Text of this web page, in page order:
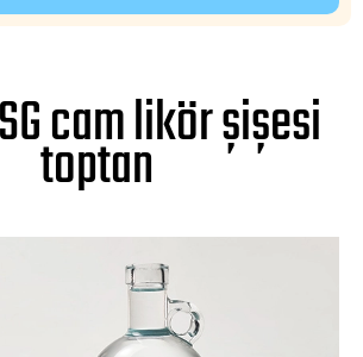
cam likör şişesi
toptan